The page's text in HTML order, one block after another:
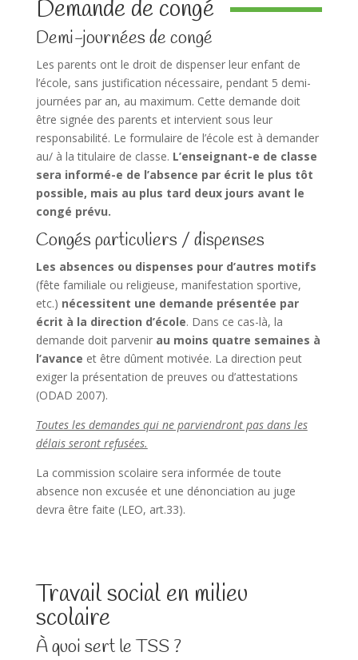
Demande de congé
Demi-journées de congé
Les parents ont le droit de dispenser leur enfant de
l’école, sans justification nécessaire, pendant 5 demi-
journées par an, au maximum. Cette demande doit
être signée des parents et intervient sous leur
responsabilité. Le formulaire de l’école est à demander
au/ à la titulaire de classe. L’enseignant-e de classe
sera informé-e de l’absence par écrit le plus tôt
possible, mais au plus tard deux jours avant le
congé prévu.
Congés particuliers / dispenses
Les absences ou dispenses pour d’autres motifs
(fête familiale ou religieuse, manifestation sportive,
etc.) nécessitent une demande présentée par
écrit à la direction d’école. Dans ce cas-là, la
demande doit parvenir au moins quatre semaines à
l’avance et être dûment motivée. La direction peut
exiger la présentation de preuves ou d’attestations
(ODAD 2007).
Toutes les demandes qui ne parviendront pas dans les
délais seront refusées.
La commission scolaire sera informée de toute
absence non excusée et une dénonciation au juge
devra être faite (LEO, art.33).
Travail social en milieu
scolaire
À quoi sert le TSS ?